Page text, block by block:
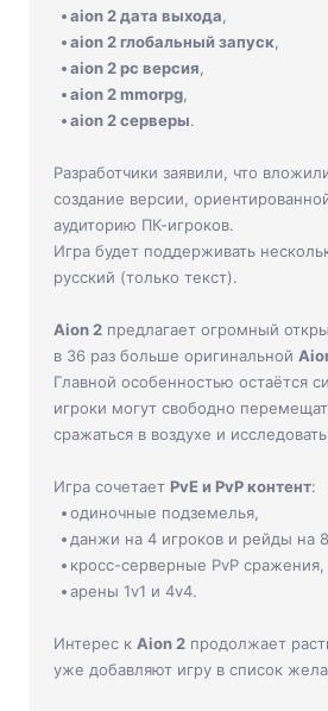
aion 2 дата выхода
aion 2 глобальный запуск
aion 2 pc версия
aion 2 mmorpg
aion 2 серверы.
Разработчики заявили, что
создание версии,
аудиторию ПК-игроков.
Игра будет поддерживать
русский (только текст).
Aion 2 предлагает огромный
в 36 раз больше оригинальной
Главной особенностью остаётся
игроки могут свободно
сражаться в воздухе и
Игра сочетает PvE и PvP контент:
одиночные подземелья,
данжи на 4 игроков и рейды на 8
кросс-серверные PvP сражения,
арены 1v1 и 4v4.
Интерес к Aion 2 продолжает
уже добавляют игру в список